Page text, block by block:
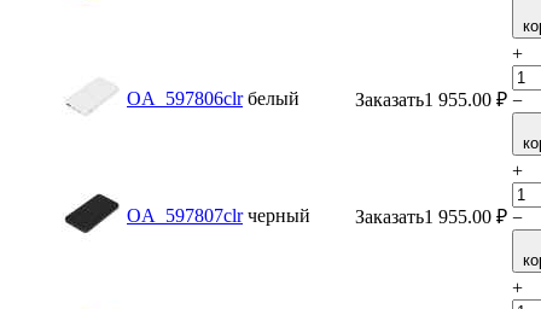
OA_597806clr белый Заказать1 955.00 ₽
+
−
OA_597807clr черный Заказать1 955.00 ₽
+
−
+